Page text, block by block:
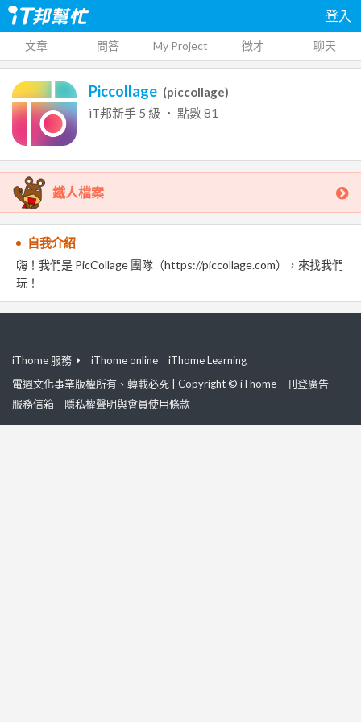
登入
文章 問答 My Project 徵才 聊天
Piccollage (piccollage)
iT邦新手 5 級 ‧ 點數81
鐵人檔案
自我介紹
嗨！我們是 PicCollage 團隊（https://piccollage.com），來找我們
玩！
iThome 服務 iThome online
iThome Learning
電週文化事業版權所有、轉載必究 | Copyright © iThome
刊登廣告
服務信箱
隱私權聲明與會員使用條款